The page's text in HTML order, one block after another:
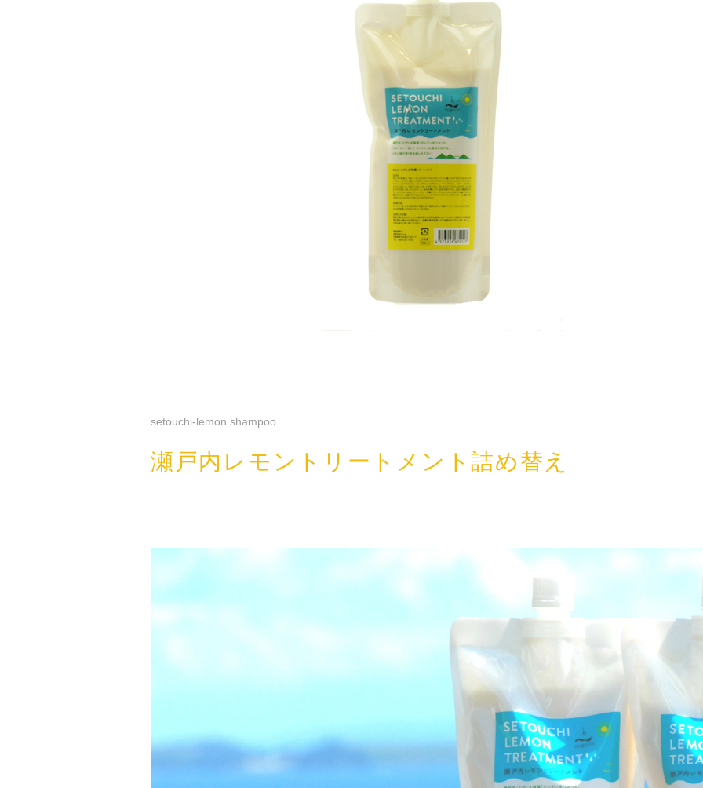
setouchi-lemon shampoo
瀬戸内レモントリートメント詰め替え